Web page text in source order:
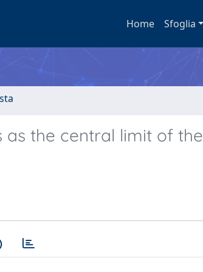
Home Sfoglia
the central limit of the